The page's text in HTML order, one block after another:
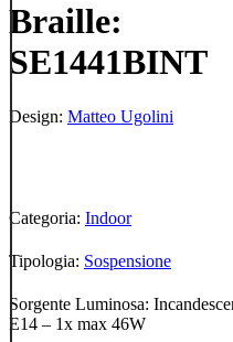
Braille:
SE1441BINT
Design: Matteo Ugolini
Categoria: Indoor
Tipologia: Sospensione
Sorgente Luminosa:
E14 – 1x max 46W